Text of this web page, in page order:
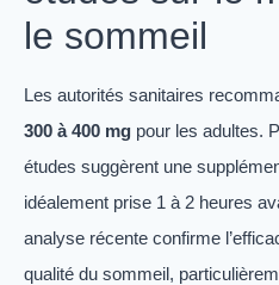
le sommeil
Les autorités sanitaires
300 à 400 mg pour les adultes.
études suggèrent une
idéalement prise 1 à 2 heures
analyse récente confirme
qualité du sommeil,